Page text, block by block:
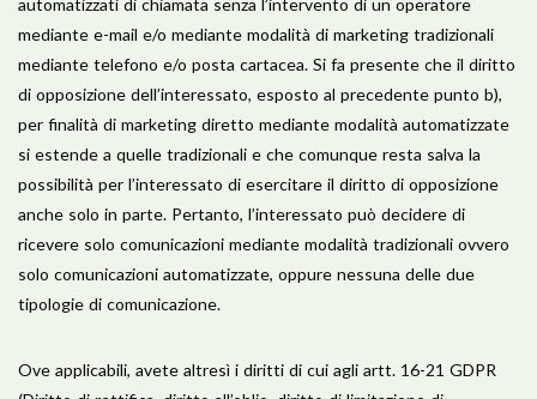
automatizzati di chiamata senza l’intervento di un operatore
mediante e-mail e/o mediante modalità di marketing tradizionali
mediante telefono e/o posta cartacea. Si fa presente che il diritto
di opposizione dell’interessato, esposto al precedente punto b),
per finalità di marketing diretto mediante modalità automatizzate
si estende a quelle tradizionali e che comunque resta salva la
possibilità per l’interessato di esercitare il diritto di opposizione
anche solo in parte. Pertanto, l’interessato può decidere di
ricevere solo comunicazioni mediante modalità tradizionali ovvero
solo comunicazioni automatizzate, oppure nessuna delle due
tipologie di comunicazione.
Ove applicabili, avete altresì i diritti di cui agli artt. 16-21 GDPR